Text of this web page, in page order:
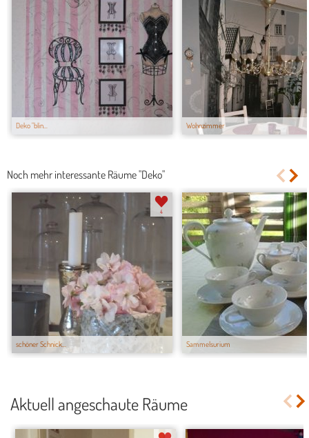
Deko "blin... Wohnzimmer
Noch mehr interessante Räume "Deko"
schöner Schnick...
4
Sammelsurium
Aktuell angeschaute Räume